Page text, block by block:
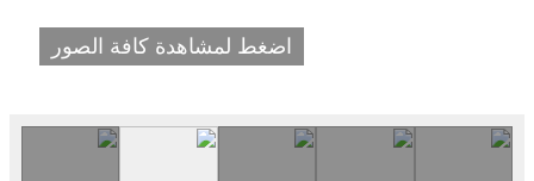
اضغط لمشاهدة كافة الصور